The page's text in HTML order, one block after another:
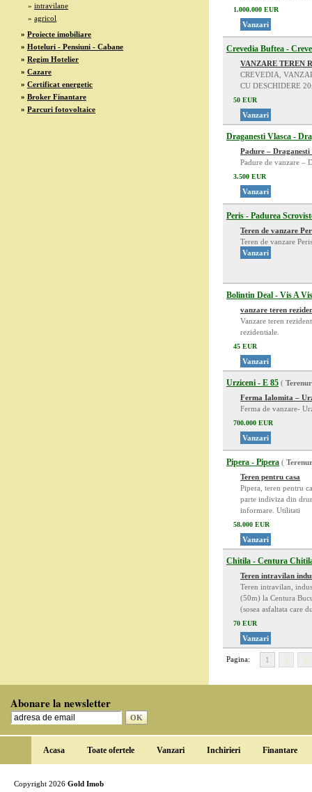
» intravilane
» agricol
» Proiecte imobiliare
» Hoteluri - Pensiuni - Cabane
» Regim Hotelier
» Cazare
» Certificat energetic
» Broker Finantare
» Parcuri fotovoltaice
1.000.000 EUR
Vanzari
Crevedia Buftea -
VANZARE TEREN
CREVEDIA,
CU DESCHIDERE
50 EUR
Vanzari
Draganesti Vlasca -
Padure – Draganesti
Padure de vanzare –
3.500 EUR
Vanzari
Peris - Padurea
Teren de vanzare
Teren de vanzare
Vanzari
Bolintin Deal - Vis A
vanzare teren
Vanzare teren
rezidentiale.
45 EUR
Vanzari
Urziceni - E 85 (
Ferma Ialomita –
Ferma de vanzare-
700.000 EUR
Vanzari
Pipera - Pipera (
Teren pentru casa
Pipera, teren pentru
parte indiviza din
informare. Utilitati
58.000 EUR
Vanzari
Chitila - Centura
Teren intravilan
Teren intravilan,
(50m) la Centura
(sosea asfaltata care
70 EUR
Vanzari
Pagina: 1 2 3
Abonare la newsletter
Acasa Toate ofertele Vanzari Inchirieri Finantare
Copyright 2026 Gold Imob